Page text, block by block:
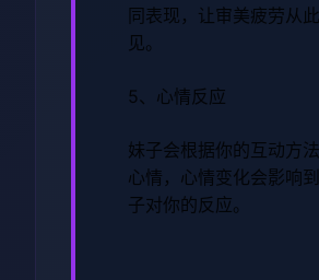
同表现，让审美疲劳从
见。
5、心情反应
妹子会根据你的互动方
心情，心情变化会影响
子对你的反应。